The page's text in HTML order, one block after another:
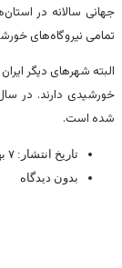
جهانی سالانه در
تمامی نیروگاه‌های
البته شهرهای دیگر
خورشیدی دارند. در
شده است.
تاریخ انتشار: ۷ بهمن ۱۴۰۱
بدون دیدگاه